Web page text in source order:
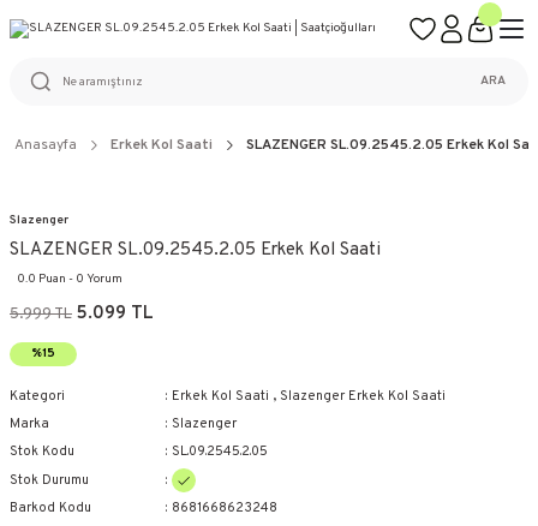
%100 ORİJİNAL ÜRÜN GARANTİSİ
ARA
Anasayfa Erkek Kol Saati SLAZENGER SL.09.2545.2.05 Erkek Kol
Slazenger
SLAZENGER SL.09.2545.2.05 Erkek Kol Saati
0.0 Puan - 0 Yorum
5.999 TL 5.099 TL
%15
Kategori Erkek Kol Saati , Slazenger Erkek Kol Saati
Marka
Slazenger
Stok Kodu
SL.09.2545.2.05
Stok Durumu
Barkod Kodu
8681668623248